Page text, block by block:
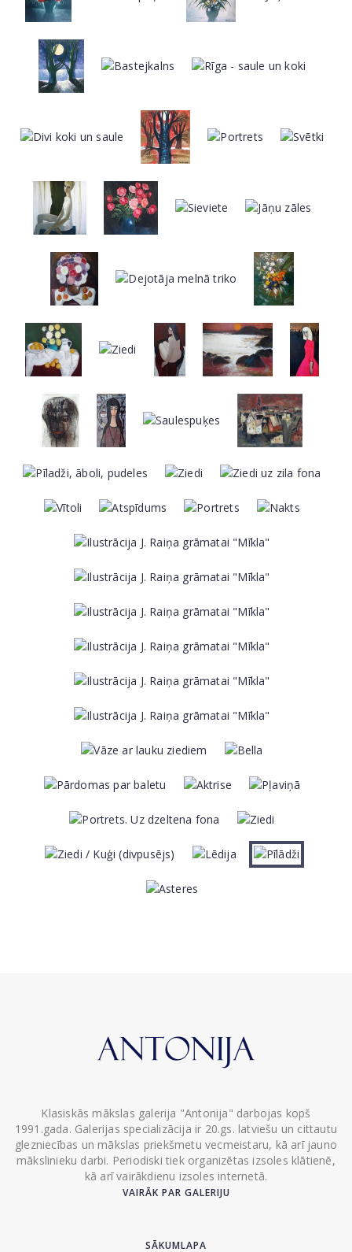
Klasiskās mākslas galerija "Antonija" darbojas kopš
1991.gada. Galerijas specializācija ir 20.gs. latviešu un cittautu
glezniecības un mākslas priekšmetu vecmeistaru, kā arī jauno
mākslinieku darbi. Periodiski tiek organizētas izsoles klātienē,
kā arī vairākdienu izsoles internetā.
VAIRĀK PAR GALERIJU
SĀKUMLAPA